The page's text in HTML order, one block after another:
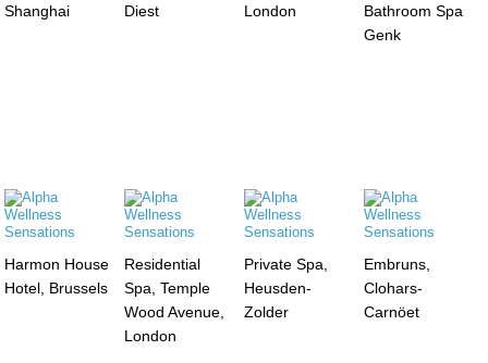
Shanghai
Diest
London
Bathroom Spa
Genk
Harmon House
Hotel, Brussels
Residential
Spa, Temple
Wood Avenue,
London
Private Spa,
Heusden-
Zolder
Embruns,
Clohars-
Carnöet